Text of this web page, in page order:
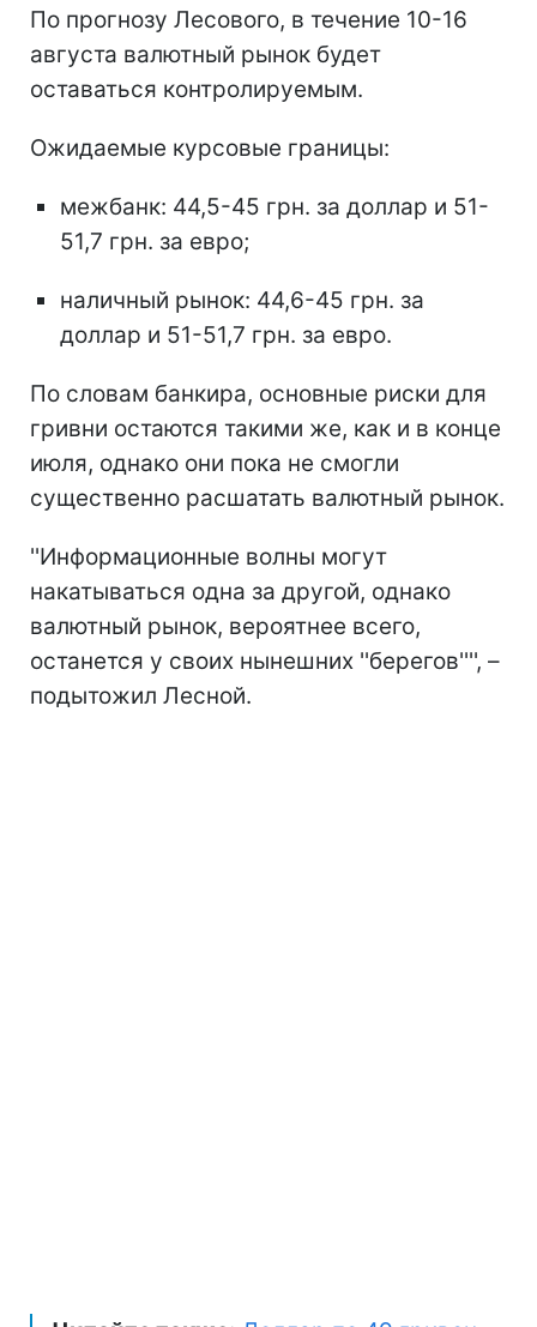
По прогнозу Лесового, в течение 10-16
августа валютный рынок будет
оставаться контролируемым.
Ожидаемые курсовые границы:
межбанк: 44,5-45 грн. за доллар и 51-
51,7 грн. за евро;
наличный рынок: 44,6-45 грн. за
доллар и 51-51,7 грн. за евро.
По словам банкира, основные риски для
гривни остаются такими же, как и в конце
июля, однако они пока не смогли
существенно расшатать валютный рынок.
''Информационные волны могут
накатываться одна за другой, однако
валютный рынок, вероятнее всего,
останется у своих нынешних ''берегов'''', –
подытожил Лесной.